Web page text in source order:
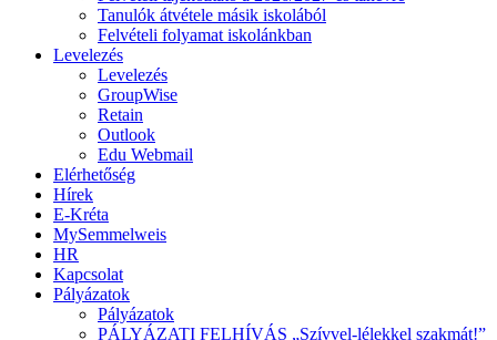
Tanulók átvétele másik iskolából
Felvételi folyamat iskolánkban
Levelezés
Levelezés
GroupWise
Retain
Outlook
Edu Webmail
Elérhetőség
Hírek
E-Kréta
MySemmelweis
HR
Kapcsolat
Pályázatok
Pályázatok
PÁLYÁZATI FELHÍVÁS „Szívvel-lélekkel szakmát!”